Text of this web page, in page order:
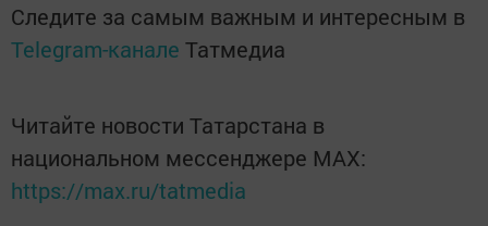
Следите за самым важным и интересным в
Telegram-канале Татмедиа
Читайте новости Татарстана в
национальном мессенджере MАХ:
https://max.ru/tatmedia